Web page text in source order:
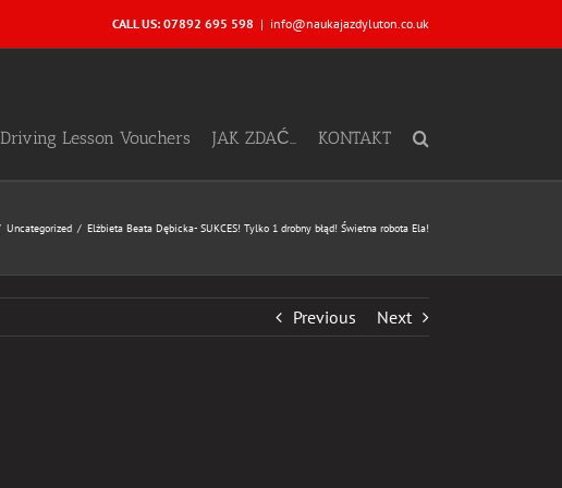
CALL US: 07892 695 598 | info@naukajazdyluton.co.uk
Driving Lesson Vouchers JAK ZDAĆ… KONTAKT
Uncategorized Elżbieta Beata Dębicka- SUKCES! Tylko 1 drobny błąd! Świetna robota Ela!
Previous Next